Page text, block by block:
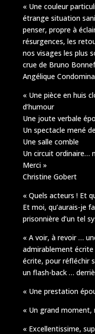
« Une couleur
étrange situation
penser, propre à
résurgences, les
nos visages les plus
crue de Bruno
Angélique
« Une pièce en huis
d’humour
Une joute verbale
Un spectacle mené
Une salle comble
Un circuit ordinaire…
Merci »
Christine Gobert
« Quels acteurs ! Et
Et moi, qu’aurais-je
prisonnière d’un tel
« A voir, à revoir …
admirablement écrite
écrite, pour réfléchir
un flash-back …
« Une prestation
« Un grand moment,
« Excellentissime,